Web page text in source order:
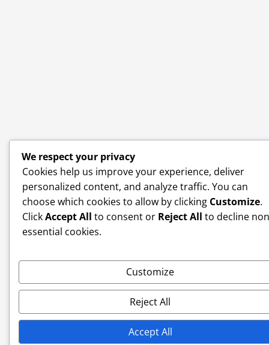
We respect your privacy
Cookies help us improve your experience, deliver
personalized content, and analyze traffic. You can
choose which cookies to allow by clicking Customize.
ClickAccept All to consent or Reject All to decline
essential cookies.
Customize
Reject All
Accept All